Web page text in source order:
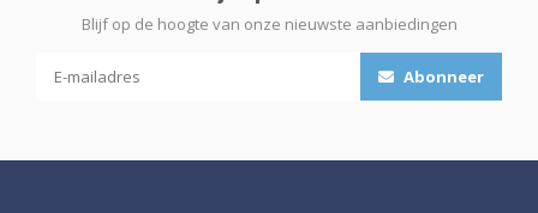
Blijf op de hoogte van onze nieuwste aanbiedingen
Abonneer